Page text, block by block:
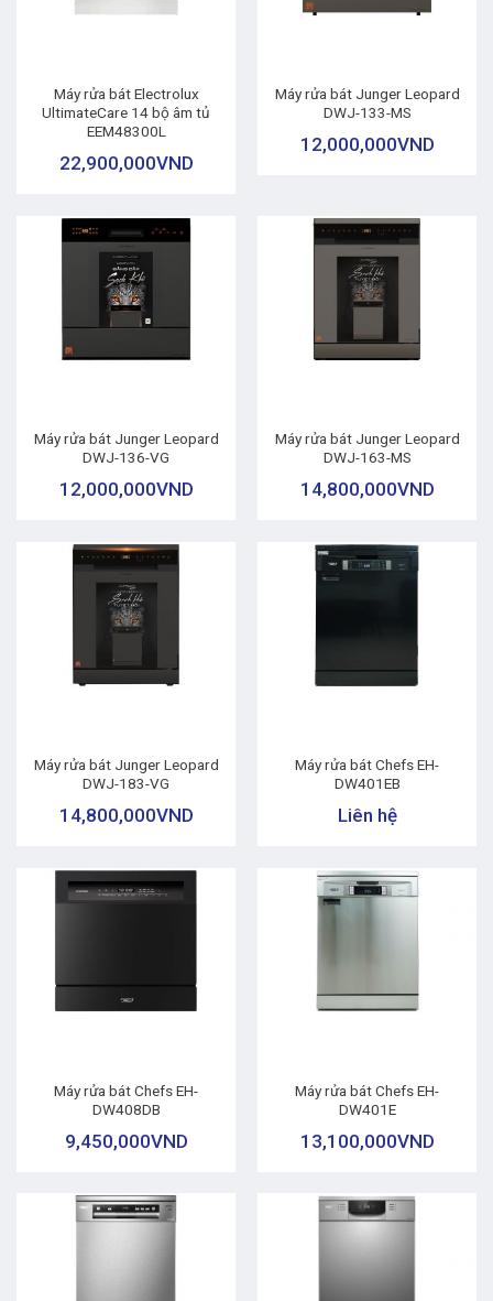
Máy rửa bát Electrolux
UltimateCare 14 bộ âm tủ
EEM48300L
22,900,000VND
Máy rửa bát Junger Leopard
DWJ-133-MS
12,000,000VND
Máy rửa bát Junger Leopard
DWJ-136-VG
12,000,000VND
Máy rửa bát Junger Leopard
DWJ-163-MS
14,800,000VND
Máy rửa bát Junger Leopard
DWJ-183-VG
14,800,000VND
Máy rửa bát Chefs EH-
DW401EB
Liên hệ
Máy rửa bát Chefs EH-
DW408DB
9,450,000VND
Máy rửa bát Chefs EH-
DW401E
13,100,000VND